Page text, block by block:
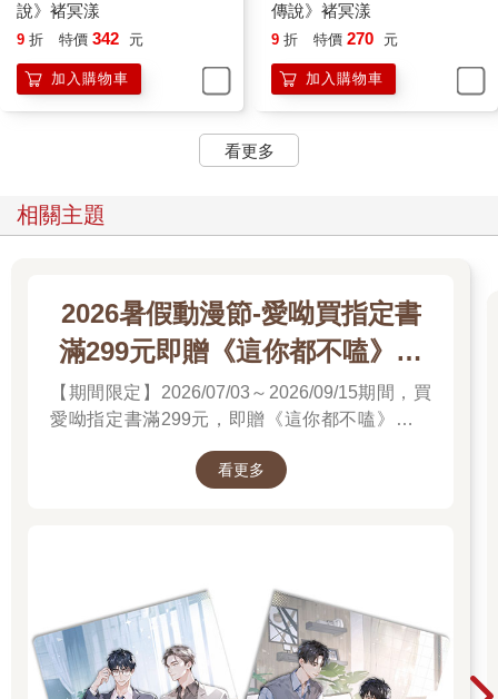
說》褚冥漾
9 折 特價 342 元
加入購物車
傳說》褚冥漾
9 折 特價 270 元
加入購物車
看更多
相關主題
2026暑假動漫節-愛呦買指定書
滿299元即贈《這你都不嗑》文
件夾
【期間限定】2026/07/03～2026/09/15期間，買
愛呦指定書滿299元，即贈《這你都不嗑》文件
夾！單筆訂單不累贈，數量有限，送完為止！
看更多